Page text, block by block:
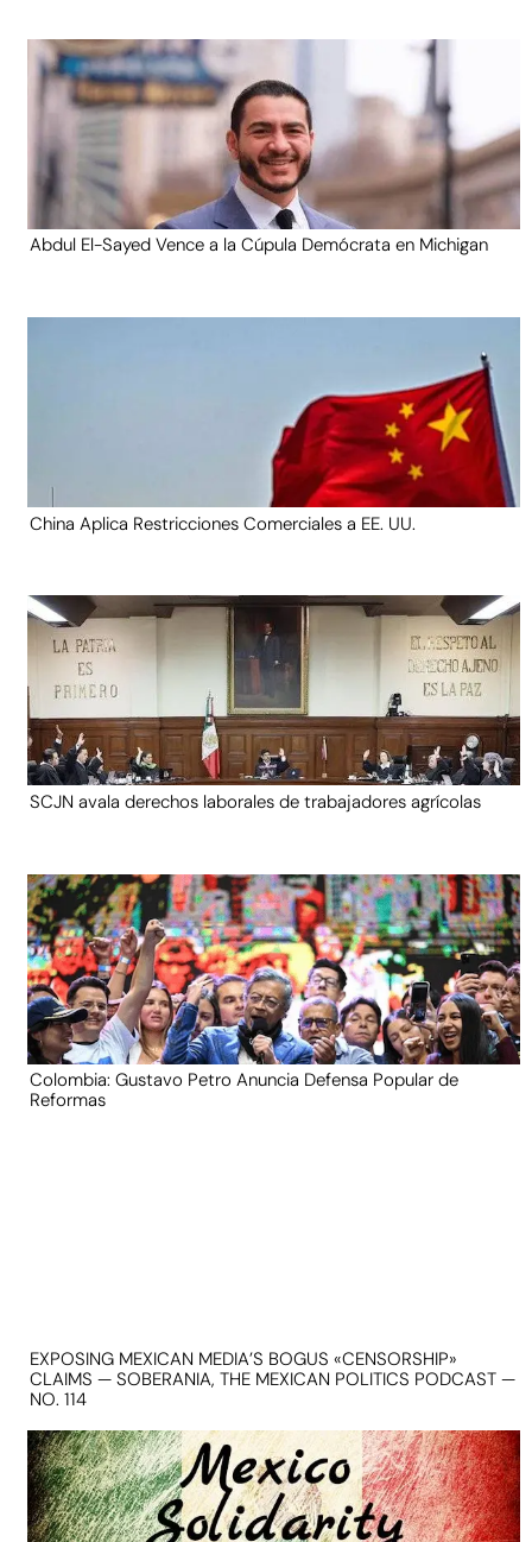
Abdul El-Sayed Vence a la Cúpula Demócrata en Michigan
China Aplica Restricciones Comerciales a EE. UU.
SCJN avala derechos laborales de trabajadores agrícolas
Colombia: Gustavo Petro Anuncia Defensa Popular de
Reformas
EXPOSING MEXICAN MEDIA’S BOGUS «CENSORSHIP»
CLAIMS — SOBERANIA, THE MEXICAN POLITICS PODCAST —
NO. 114